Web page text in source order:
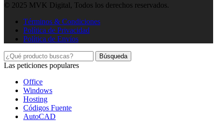
© 2025 MVK Digital, Todos los derechos reservados.
Términos & Condiciones
Política de Privacidad
Política de Envíos
Búsqueda
Las peticiones populares
Office
Windows
Hosting
Códigos Fuente
AutoCAD